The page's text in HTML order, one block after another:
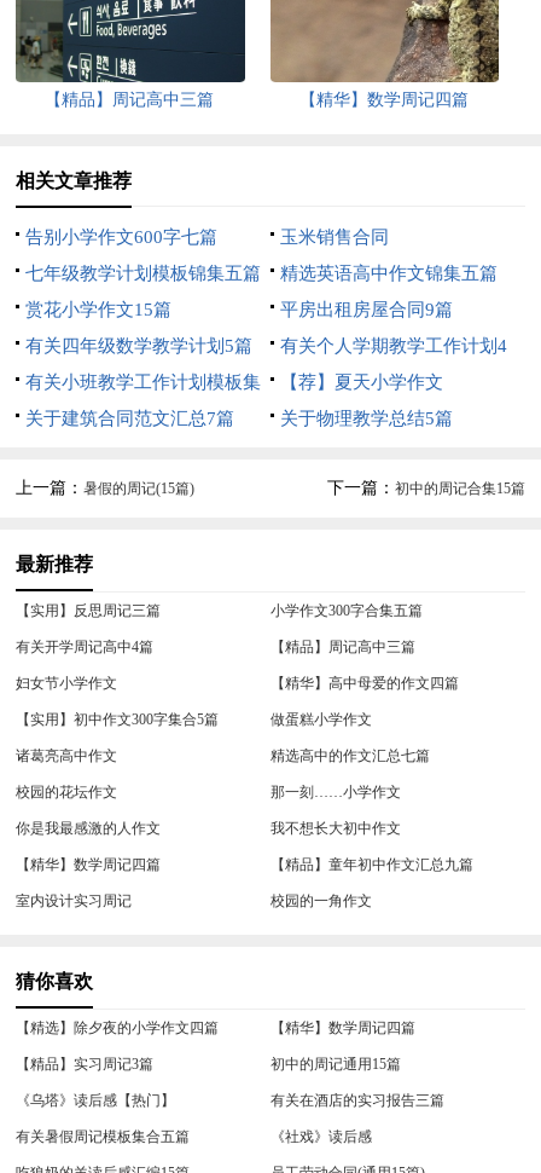
【精品】周记高中三篇 【精华】数学周记四篇
相关文章推荐
告别小学作文600字七篇
玉米销售合同
七年级教学计划模板锦集五篇
精选英语高中作文锦集五篇
赏花小学作文15篇
平房出租房屋合同9篇
有关四年级数学教学计划5篇
有关个人学期教学工作计划4
篇
有关小班教学工作计划模板集
合7篇
【荐】夏天小学作文
关于建筑合同范文汇总7篇
关于物理教学总结5篇
上一篇：暑假的周记(15篇) 下一篇： 初中的周记合集15篇
最新推荐
【实用】反思周记三篇 小学作文300字合集五篇
有关开学周记高中4篇 【精品】周记高中三篇
妇女节小学作文 【精华】高中母爱的作文四篇
【实用】初中作文300字集合5篇 做蛋糕小学作文
诸葛亮高中作文 精选高中的作文汇总七篇
校园的花坛作文 那一刻……小学作文
你是我最感激的人作文 我不想长大初中作文
【精华】数学周记四篇 【精品】童年初中作文汇总九篇
室内设计实习周记 校园的一角作文
猜你喜欢
【精选】除夕夜的小学作文四篇 【精华】数学周记四篇
【精品】实习周记3篇 初中的周记通用15篇
《乌塔》读后感【热门】 有关在酒店的实习报告三篇
有关暑假周记模板集合五篇 《社戏》读后感